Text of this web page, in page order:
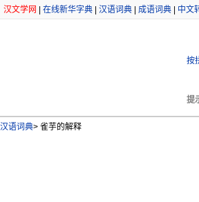
汉文学网 在线新华字典 汉语词典 成语词典 中文
按
提
汉语词典> 雀芋的解释